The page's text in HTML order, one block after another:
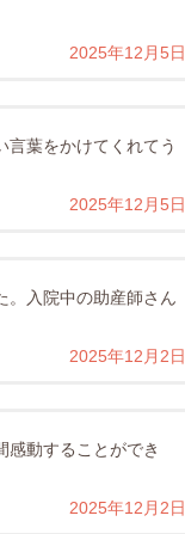
2025年12月5日
葉をかけてくれてう
2025年12月5日
。入院中の助産師さん
2025年12月2日
感動することができ
2025年12月2日